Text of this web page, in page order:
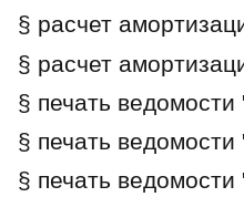
§ расчет
§ расчет
§ печать
§ печать
§ печать